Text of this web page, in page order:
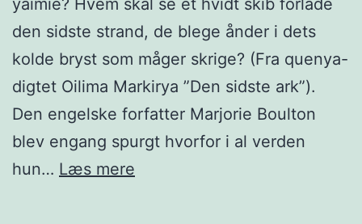
den sidste strand, de blege ånder i dets
kolde bryst som måger skrige? (Fra quenya-
digtet Oilima Markirya ”Den sidste ark”).
Den engelske forfatter Marjorie Boulton
blev engang spurgt hvorfor i al verden
hun… Læs mere